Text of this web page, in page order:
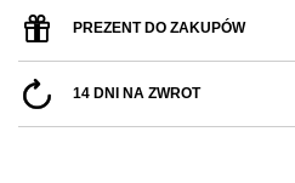
PREZENT DO ZAKUPÓW
14 DNI NA ZWROT